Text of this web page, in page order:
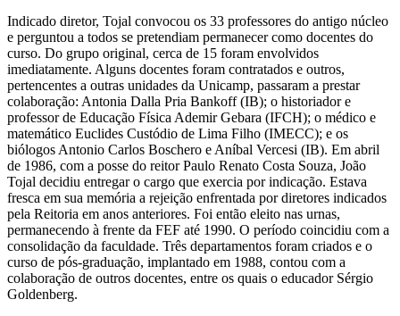
Indicado diretor, Tojal convocou os 33 professores do antigo núcleo
e perguntou a todos se pretendiam permanecer como docentes do
curso. Do grupo original, cerca de 15 foram envolvidos
imediatamente. Alguns docentes foram contratados e outros,
pertencentes a outras unidades da Unicamp, passaram a prestar
colaboração: Antonia Dalla Pria Bankoff (IB); o historiador e
professor de Educação Física Ademir Gebara (IFCH); o médico e
matemático Euclides Custódio de Lima Filho (IMECC); e os
biólogos Antonio Carlos Boschero e Aníbal Vercesi (IB). Em abril
de 1986, com a posse do reitor Paulo Renato Costa Souza, João
Tojal decidiu entregar o cargo que exercia por indicação. Estava
fresca em sua memória a rejeição enfrentada por diretores indicados
pela Reitoria em anos anteriores. Foi então eleito nas urnas,
permanecendo à frente da FEF até 1990. O período coincidiu com a
consolidação da faculdade. Três departamentos foram criados e o
curso de pós-graduação, implantado em 1988, contou com a
colaboração de outros docentes, entre os quais o educador Sérgio
Goldenberg.